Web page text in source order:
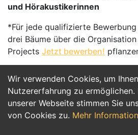
Wir verwenden Cookies, um
Nutzererfahrung zu
unserer Webseite stimmen Sie
von Cookies zu. Mehr
und Hörakustikerinnen
*Für jede qualifizierte
drei Bäume über die
Projects Jetzt bewerben!
Jetzt